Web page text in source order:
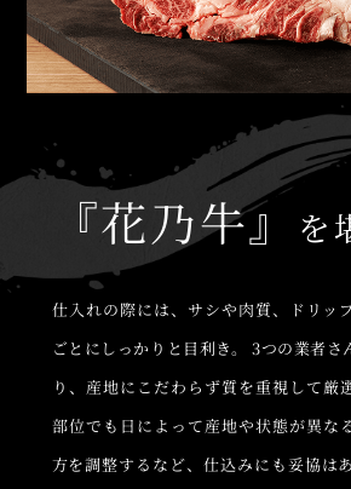
『花乃牛』 を
仕入れの際には、サシや肉質、ドリッ
ごとにしっかりと目利き。
3つの業者さ
り、産地にこだわらず質を重視して厳
部位でも日によって産地や状態が異な
方を調整するなど、仕込みにも妥協は